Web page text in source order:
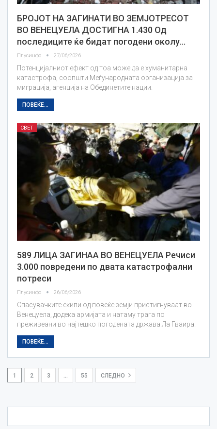
БРОЈОТ НА ЗАГИНАТИ ВО ЗЕМЈОТРЕСОТ
ВО ВЕНЕЦУЕЛА ДОСТИГНА 1.430 Од
последиците ќе бидат погодени околу…
Плусинфо 27/06/2026
Потенцијалниот ефект од тоа може да е хуманитарна
катастрофа, соопшти Меѓународната организација за
миграција, агенција на Обединетите нации.
ПОВЕЌЕ...
СВЕТ
589 ЛИЦА ЗАГИНАА ВО ВЕНЕЦУЕЛА Речиси
3.000 повредени по двата катастрофални
потреси
Плусинфо 26/06/2026
Спасувачките екипи од повеќе земји пристигнуваат во
Венецуела, додека армијата и натаму трага по
преживеани во најтешко погодената држава Ла Гваира.
ПОВЕЌЕ...
1 2 3 55 СЛЕДНО